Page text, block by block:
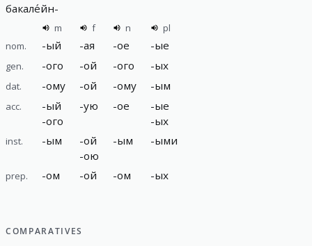
бакале́йн-
m f n
pl
nom.
-ый -ая -ое -ые
gen. -ого -ой -ого -ых
dat. -ому -ой -ому -ым
acc. -ый
-ого
-ую -ое -ые
-ых
inst. -ым -ой
-ою
-ым -ыми
prep. -ом -ой -ом -ых
COMPARATIVES